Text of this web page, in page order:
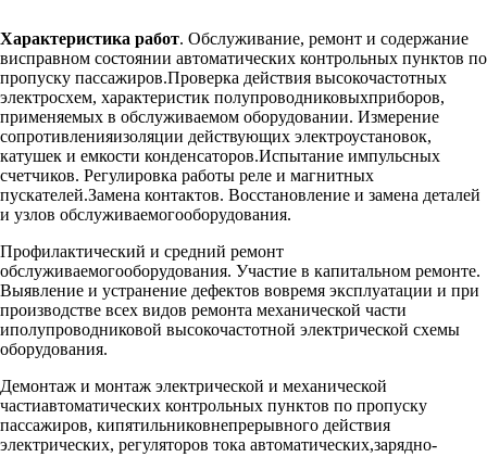
Характеристика работ. Обслуживание, ремонт и содержание
висправном состоянии автоматических контрольных пунктов по
пропуску пассажиров.Проверка действия высокочастотных
электросхем, характеристик полупроводниковыхприборов,
применяемых в обслуживаемом оборудовании. Измерение
сопротивленияизоляции действующих электроустановок,
катушек и емкости конденсаторов.Испытание импульсных
счетчиков. Регулировка работы реле и магнитных
пускателей.Замена контактов. Восстановление и замена деталей
и узлов обслуживаемогооборудования.
Профилактический и средний ремонт
обслуживаемогооборудования. Участие в капитальном ремонте.
Выявление и устранение дефектов вовремя эксплуатации и при
производстве всех видов ремонта механической части
иполупроводниковой высокочастотной электрической схемы
оборудования.
Демонтаж и монтаж электрической и механической
частиавтоматических контрольных пунктов по пропуску
пассажиров, кипятильниковнепрерывного действия
электрических, регуляторов тока автоматических,зарядно-